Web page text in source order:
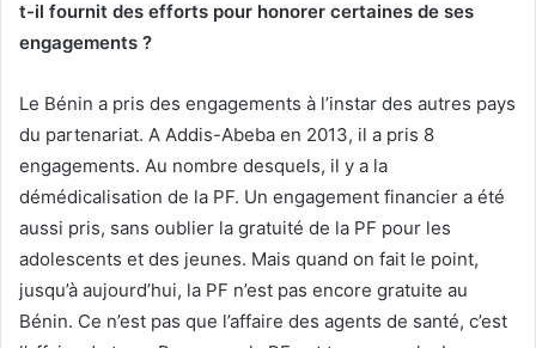
t-il fournit des efforts pour honorer certaines de ses
engagements ?
Le Bénin a pris des engagements à l’instar des autres pays
du partenariat. A Addis-Abeba en 2013, il a pris 8
engagements. Au nombre desquels, il y a la
démédicalisation de la PF. Un engagement financier a été
aussi pris, sans oublier la gratuité de la PF pour les
adolescents et des jeunes. Mais quand on fait le point,
jusqu’à aujourd’hui, la PF n’est pas encore gratuite au
Bénin. Ce n’est pas que l’affaire des agents de santé, c’est